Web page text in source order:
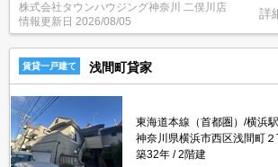
株式会社タウンハウジング神奈川 二俣川店
情報更新日 2026/08/05
詳
賃貸一戸建て 浅間町貸家
東海道本線（首都圏）/横浜
神奈川県横浜市西区浅間町２
築32年
2階建